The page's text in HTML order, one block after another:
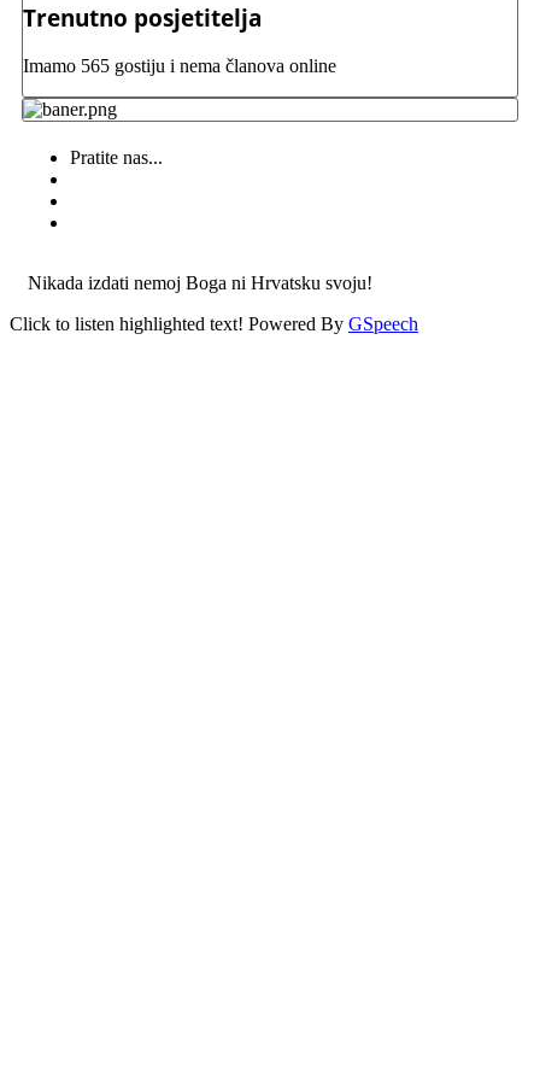
Trenutno posjetitelja
Imamo 565 gostiju i nema članova online
Pratite nas...
Nikada izdati nemoj Boga ni Hrvatsku svoju!
Click to listen highlighted text! Powered By GSpeech